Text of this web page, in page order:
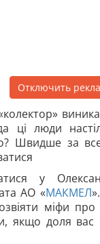
Отключить
ці люди
Швидше за
у
АО «МАКМЕЛ
міфи про
якщо доля вас